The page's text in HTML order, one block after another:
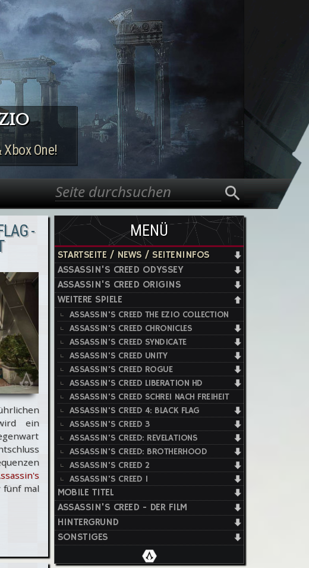
One!
Suchformular
Suche
-
ein
fünf mal
MENÜ
STARTSEITE / NEWS / SEITENINFOS
ASSASSIN'S CREED ODYSSEY
ASSASSIN'S CREED ORIGINS
WEITERE SPIELE
ASSASSIN'S CREED THE EZIO COLLECTION
ASSASSIN'S CREED CHRONICLES
ASSASSIN'S CREED SYNDICATE
ASSASSIN'S CREED UNITY
ASSASSIN'S CREED ROGUE
ASSASSIN'S CREED LIBERATION HD
ASSASSIN'S CREED SCHREI NACH FREIHEIT
ASSASSIN'S CREED 4: BLACK FLAG
ASSASSIN'S CREED 3
ASSASSIN'S CREED: REVELATIONS
ASSASSIN'S CREED: BROTHERHOOD
ASSASSIN'S CREED 2
ASSASSIN'S CREED 1
MOBILE TITEL
ASSASSIN'S CREED - DER FILM
HINTERGRUND
SONSTIGES